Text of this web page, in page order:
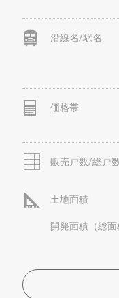
沿線名/駅名
価格帯
販売戸数/総戸
土地面積
開発面積（総面